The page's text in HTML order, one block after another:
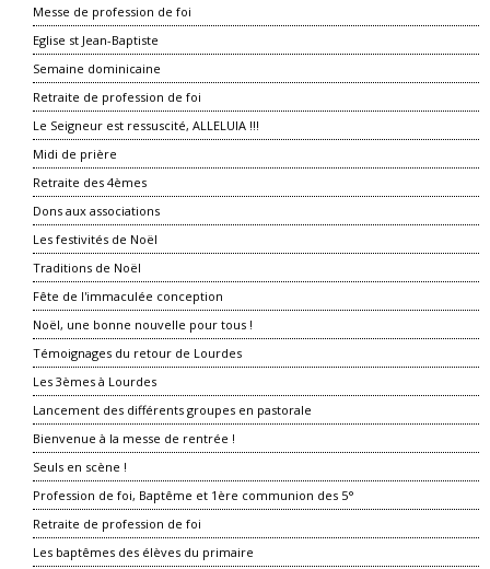
Messe de profession de foi
Eglise st Jean-Baptiste
Semaine dominicaine
Retraite de profession de foi
Le Seigneur est ressuscité, ALLELUIA !!!
Midi de prière
Retraite des 4èmes
Dons aux associations
Les festivités de Noël
Traditions de Noël
Fête de l'immaculée conception
Noël, une bonne nouvelle pour tous !
Témoignages du retour de Lourdes
Les 3èmes à Lourdes
Lancement des différents groupes en pastorale
Bienvenue à la messe de rentrée !
Seuls en scène !
Profession de foi, Baptême et 1ère communion des 5°
Retraite de profession de foi
Les baptêmes des élèves du primaire